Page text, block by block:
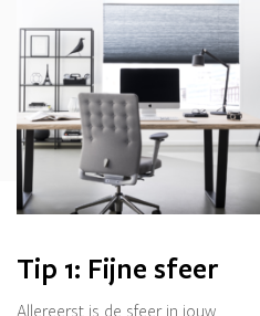
Tip 1: Fijne sfeer
Allereerst is de sfeer in jouw